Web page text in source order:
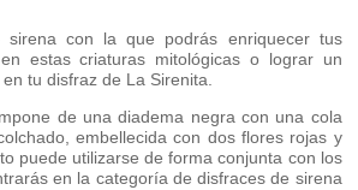
sirena con la que podrás enriquecer tus
estas criaturas mitológicas o lograr un
tu disfraz de La Sirenita.
de una diadema negra con una cola
embellecida con dos flores rojas y
puede utilizarse de forma conjunta con los
en la categoría de disfraces de sirena